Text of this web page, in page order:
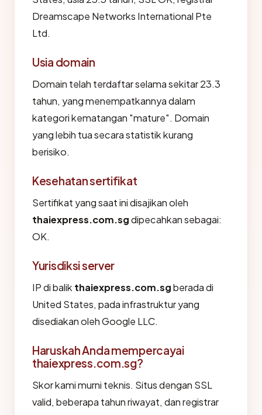
Dreamscape Networks International Pte
Ltd.
Usia domain
Domain telah terdaftar selama sekitar 23.3
tahun, yang menempatkannya dalam
kategori kematangan "mature". Domain
yang lebih tua secara statistik kurang
berisiko.
Kesehatan sertifikat
Sertifikat yang saat ini disajikan oleh
thaiexpress.com.sgdipecahkan sebagai:
OK.
Yurisdiksi server
IP di balik thaiexpress.com.sgberada di
United States, pada infrastruktur yang
disediakan oleh Google LLC.
Haruskah Anda mempercayai
thaiexpress.com.sg?
Skor kami murni teknis. Situs dengan SSL
valid, beberapa tahun riwayat, dan registrar